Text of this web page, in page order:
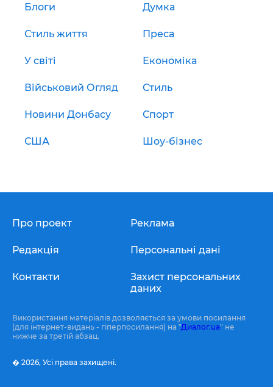
Блоги Думка
Стиль життя Преса
У світі Економіка
Військовий Огляд Стиль
Новини Донбасу Спорт
США Шоу-бізнес
Про проект
Редакція
Контакти
Реклама
Персональні дані
Захист персональних
даних
Використання матеріалів дозволяється за умови посилання
(для інтернет-видань - гіперпосилання) на "Диалог.ua" не
нижче за третій абзац.
� 2026, Усі права захищені.